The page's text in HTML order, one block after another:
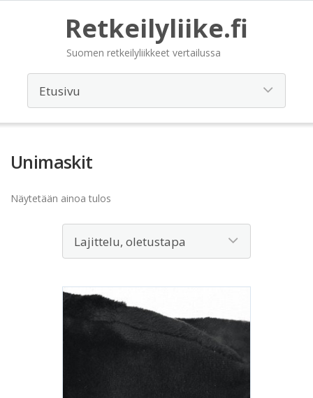
Retkeilyliike.fi
Suomen retkeilyliikkeet vertailussa
Unimaskit
Näytetään ainoa tulos